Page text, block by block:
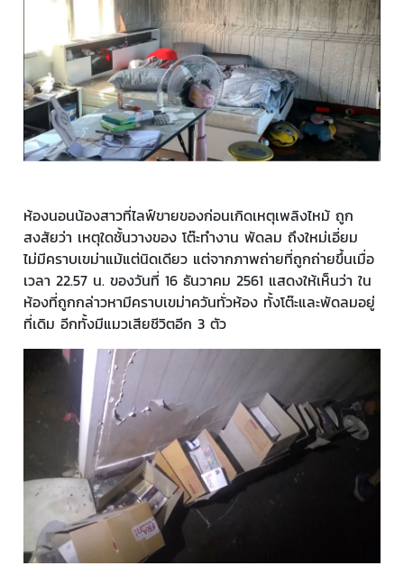
ห้องนอนน้องสาวที่ไลฟ์ขายของก่อนเกิดเหตุเพลิงไหม้ ถูก
สงสัยว่า เหตุใดชั้นวางของ โต๊ะทำงาน พัดลม ถึงใหม่เอี่ยม
ไม่มีคราบเขม่าแม้แต่นิดเดียว แต่จากภาพถ่ายที่ถูกถ่ายขึ้นเมื่อ
เวลา 22.57 น. ของวันที่ 16 ธันวาคม 2561 แสดงให้เห็นว่า ใน
ห้องที่ถูกกล่าวหามีคราบเขม่าควันทั่วห้อง ทั้งโต๊ะและพัดลมอยู่
ที่เดิม อีกทั้งมีแมวเสียชีวิตอีก 3 ตัว